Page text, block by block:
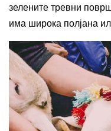
зелените тревни
има широка полјана